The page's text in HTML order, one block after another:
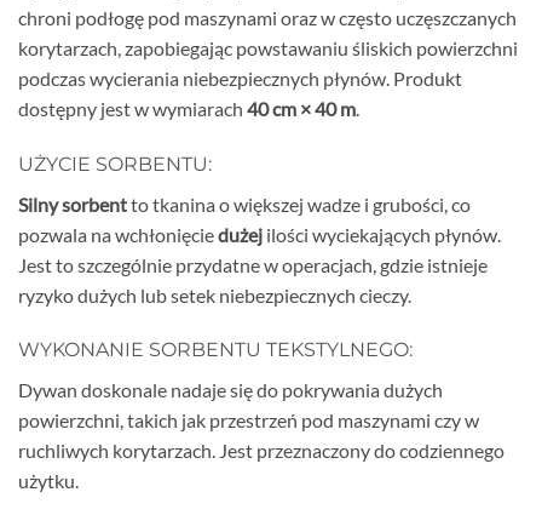
chroni podłogę pod maszynami oraz w często uczęszczanych
korytarzach, zapobiegając powstawaniu śliskich powierzchni
podczas wycierania niebezpiecznych płynów. Produkt
dostępny jest w wymiarach 40 cm × 40 m
UŻYCIE SORBENTU:
Silny sorbentto tkanina o większej wadze i grubości, co
pozwala na wchłonięciedużej ilości wyciekających płynów.
Jest to szczególnie przydatne w operacjach, gdzie istnieje
ryzyko dużych lub setek niebezpiecznych cieczy.
WYKONANIE SORBENTU TEKSTYLNEGO:
Dywan doskonale nadaje się do pokrywania dużych
powierzchni, takich jak przestrzeń pod maszynami czy w
ruchliwych korytarzach. Jest przeznaczony do codziennego
użytku.